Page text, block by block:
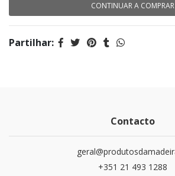
CONTINUAR A COMPRAR
Partilhar:
Contacto
+351 21 493 1288